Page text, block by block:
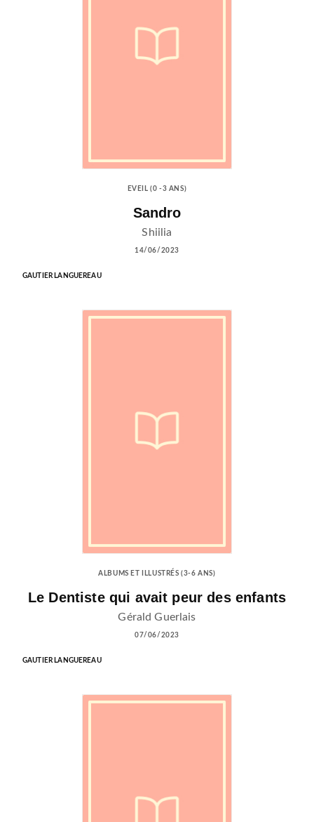
EVEIL (0 -3 ANS)
Sandro
Shiilia
14/06/2023
GAUTIER LANGUEREAU
ALBUMS ET ILLUSTRÉS (3-6 ANS)
Le Dentiste qui avait peur des enfants
Gérald Guerlais
07/06/2023
GAUTIER LANGUEREAU